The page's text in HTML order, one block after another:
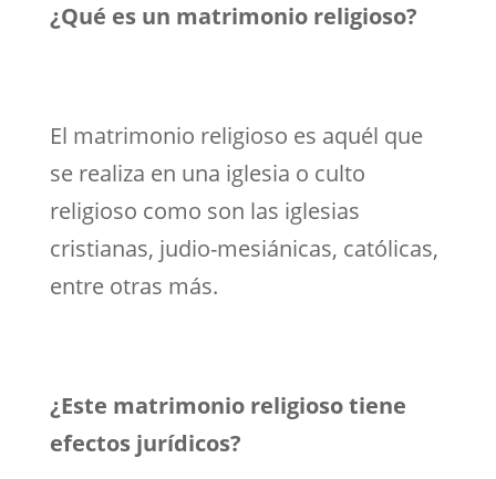
¿Qué es un matrimonio religioso?
El matrimonio religioso es aquél que
se realiza en una iglesia o culto
religioso como son las iglesias
cristianas, judio-mesiánicas, católicas,
entre otras más.
¿Este matrimonio religioso tiene
efectos jurídicos?